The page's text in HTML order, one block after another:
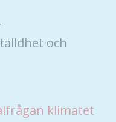
och
klimatet